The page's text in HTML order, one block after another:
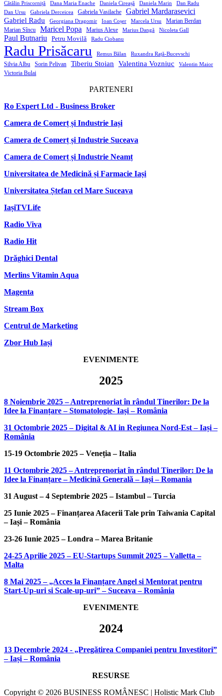
Cătălin Priscorniță
Dana Maria Enache Daniela Cireașă Daniela Marin
Dan Radu
Dan Ursu
Gabriela Derceicea Gabriela Vasilache Gabriel Mardarasevici
Gabriel Radu Georgiana Dragomir Ioan Coșer Marcela Ursu
Marian Berdan
Marian Sîncu
Maricel Popa Marius Alexe Marius Dangă Nicoleta Gall
Paul Butnariu Petru Movilă Radu Ciobanu
Radu Prisăcaru Remus Bălan Ruxandra Rață-Bucevschi
Silvia Albu Sorin Pelivan Tiberiu Stoian Valentina Vozniuc Valentin Maior
Victoria Bulai
PARTENERI
Ro Expert Ltd - Business Broker
Camera de Comerț și Industrie Iași
Camera de Comerț și Industrie Suceava
Camera de Comerț și Industrie Neamț
Universitatea de Medicină și Farmacie Iași
Universitatea Ștefan cel Mare Suceava
IașiTVLife
Radio Viva
Radio Hit
Drăghici Dental
Merlins Vitamin Aqua
Magenta
Stream Box
Centrul de Marketing
Zbor Hub Iași
EVENIMENTE
2025
8 Noiembrie 2025 – Antreprenoriat în rândul Tinerilor: De la
Idee la Finanțare – Stomatologie- Iași – România
31 Octombrie 2025 – Digital & AI in Regiunea Nord-Est – Iași –
România
15-19 Octombrie 2025 – Veneția – Italia
11 Octombrie 2025 – Antreprenoriat în rândul Tinerilor: De la
Idee la Finanțare – Medicină Generală – Iași – Romania
31 August – 4 Septembrie 2025 – Istambul – Turcia
25 Iunie 2025 – Finanțarea Afacerii Tale prin Taiwania Capital
– Iași – România
23-26 Iunie 2025 – Londra – Marea Britanie
24-25 Aprilie 2025 – EU-Startups Summit 2025 – Valletta –
Malta
8 Mai 2025 – „Acces la Finanțare Angel si Mentorat pentru
Start-Up-uri si Scale-up-uri” – Suceava – România
EVENIMENTE
2024
13 Decembrie 2024 - „Pregătirea Companiei pentru Investitori”
– Iași – România
RESURSE
Copyright © 2026 BUSINESS ROMÂNESC | Holistic Mark Club